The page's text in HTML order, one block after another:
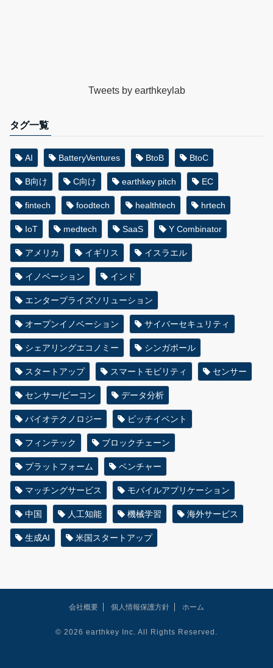
Tweets by earthkeylab
タグ一覧
AI BatteryVentures BtoB BtoC
B向け C向け earthkey pitch EC
fintech foodtech healthtech hrtech
IoT medtech SaaS Y Combinator
アメリカ イギリス イスラエル
イノベーション インド
エンタープライズソリューション
オープンイノベーション サイバーセキュリティ
シェアリングエコノミー シンガポール
スタートアップ スマートモビリティ センサー
センサー/ビーコン データ分析
バイオテクノロジー ピッチイベント
フィンテック ブロックチェーン
プラットフォーム ベンチャー
マッチングサービス モバイルアプリケーション
中国 人工知能 機械学習 海外サービス
生成AI 米国スタートアップ
会社概要 個人情報保護方針 ホーム
© 2026 earthkey Inc. All Rights Reserved.